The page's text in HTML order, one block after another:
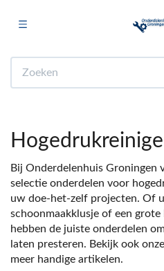
(Doe het zelf)
(Huishouden en Wonen)
(Sanitair)
(Keuken)
(Fiets)
(Auto)
Toggle navigation
Bij Onderdelenhuis Groningen
selectie onderdelen voor
uw doe-het-zelf projecten. Of
schoonmaakklusje of een
hebben de juiste onderdelen
laten presteren. Bekijk ook onze
meer handige artikelen.